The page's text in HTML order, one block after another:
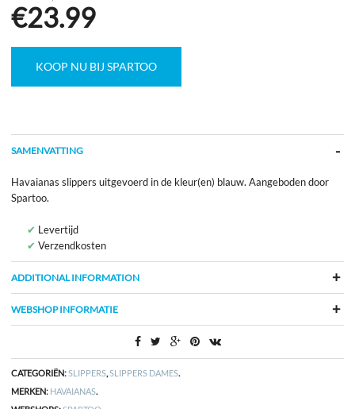
€23.99
KOOP NU BIJ SPARTOO
SAMENVATTING
Havaianas slippers uitgevoerd in de kleur(en) blauw. Aangeboden door
Spartoo.
Levertijd
Verzendkosten
ADDITIONAL INFORMATION
WEBSHOP INFORMATIE
CATEGORIËN:SLIPPERS,SLIPPERS DAMES.
MERKEN: HAVAIANAS.